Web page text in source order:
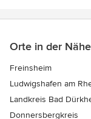
Orte in der Nähe
Freinsheim
Ludwigshafen am
Landkreis Bad
Donnersbergkreis